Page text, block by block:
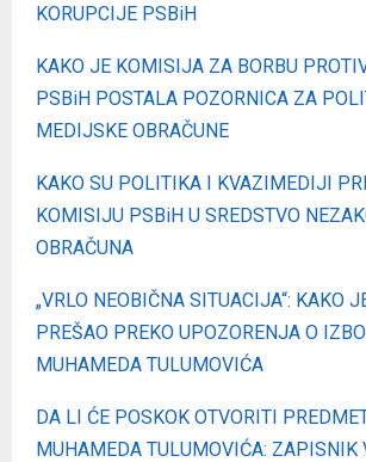
KORUPCIJE PSBiH
KAKO JE KOMISIJA ZA BORBU
PSBiH POSTALA POZORNICA ZA
MEDIJSKE OBRAČUNE
KAKO SU POLITIKA I KVAZIMEDIJI
KOMISIJU PSBiH U SREDSTVO
OBRAČUNA
„VRLO NEOBIČNA SITUACIJA“: KAKO
PREŠAO PREKO UPOZORENJA O
MUHAMEDA TULUMOVIĆA
DA LI ĆE POSKOK OTVORITI
MUHAMEDA TULUMOVIĆA: ZAPISNIK